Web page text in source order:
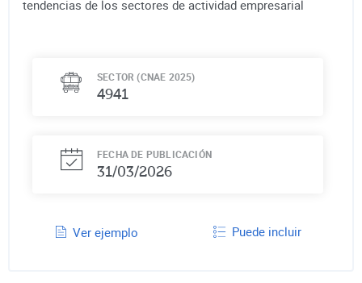
tendencias de los sectores de actividad empresarial
SECTOR (CNAE 2025)
4941
FECHA DE PUBLICACIÓN
31/03/2026
Ver ejemplo Puede incluir